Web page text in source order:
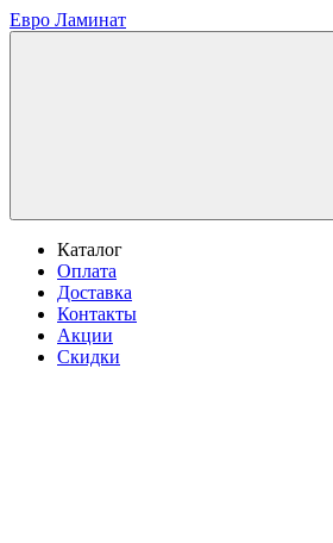
Евро Ламинат
Каталог
Оплата
Доставка
Контакты
Акции
Скидки